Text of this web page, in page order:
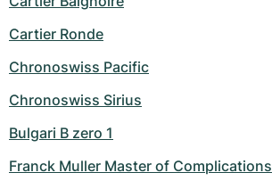
Cartier Ronde
Chronoswiss Pacific
Chronoswiss Sirius
Bulgari B zero 1
Franck Muller Master of Complications